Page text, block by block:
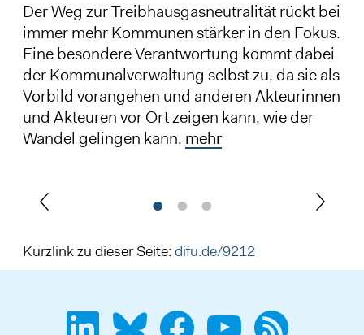
Der Weg zur Treibhausgasneutralität rückt bei
immer mehr Kommunen stärker in den Fokus.
Eine besondere Verantwortung kommt dabei
der Kommunalverwaltung selbst zu, da sie als
Vorbild vorangehen und anderen Akteurinnen
und Akteuren vor Ort zeigen kann, wie der
Wandel gelingen kann. mehr
Kurzlink zu dieser Seite: difu.de/9212